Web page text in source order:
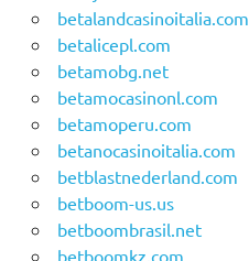
betalandcasinoitalia.com
betalicepl.com
betamobg.net
betamocasinonl.com
betamoperu.com
betanocasinoitalia.com
betblastnederland.com
betboom-us.us
betboombrasil.net
betboomkz.com